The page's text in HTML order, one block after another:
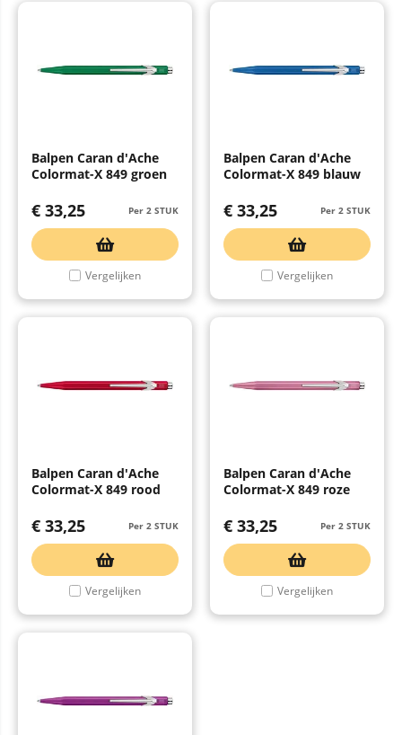
Balpen Caran d'Ache
Colormat-X 849 groen
Per 2 STUK
€ 33,25
Vergelijken
Balpen Caran d'Ache
Colormat-X 849 blauw
Per 2 STUK
€ 33,25
Vergelijken
Balpen Caran d'Ache
Colormat-X 849 rood
Per 2 STUK
€ 33,25
Vergelijken
Balpen Caran d'Ache
Colormat-X 849 roze
Per 2 STUK
€ 33,25
Vergelijken